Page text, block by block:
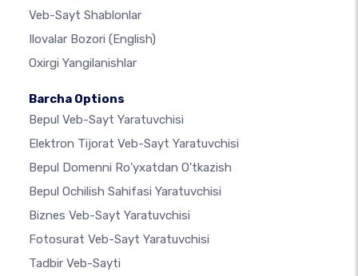
Veb-Sayt Shablonlar
Ilovalar Bozori (English)
Oxirgi Yangilanishlar
Barcha Options
Bepul Veb-Sayt Yaratuvchisi
Elektron Tijorat Veb-Sayt Yaratuvchisi
Bepul Domenni Ro'yxatdan O'tkazish
Bepul Ochilish Sahifasi Yaratuvchisi
Biznes Veb-Sayt Yaratuvchisi
Fotosurat Veb-Sayt Yaratuvchisi
Tadbir Veb-Sayti